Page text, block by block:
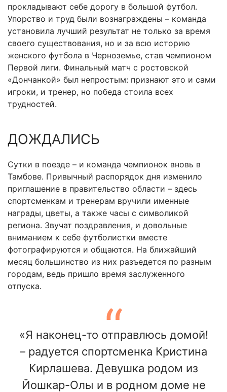
прокладывают себе дорогу в большой футбол.
Упорство и труд были вознаграждены – команда
установила лучший результат не только за время
своего существования, но и за всю историю
женского футбола в Черноземье, став чемпионом
Первой лиги. Финальный матч с ростовской
«Дончанкой» был непростым: признают это и сами
игроки, и тренер, но победа стоила всех
трудностей.
ДОЖДАЛИСЬ
Сутки в поезде – и команда чемпионок вновь в
Тамбове. Привычный распорядок дня изменило
приглашение в правительство области – здесь
спортсменкам и тренерам вручили именные
награды, цветы, а также часы с символикой
региона. Звучат поздравления, и довольные
вниманием к себе футболистки вместе
фотографируются и общаются. На ближайший
месяц большинство из них разъедется по разным
городам, ведь пришло время заслуженного
отпуска.
«Я наконец-то отправлюсь домой!
– радуется спортсменка Кристина
Кирлашева. Девушка родом из
Йошкар-Олы и в родном доме не